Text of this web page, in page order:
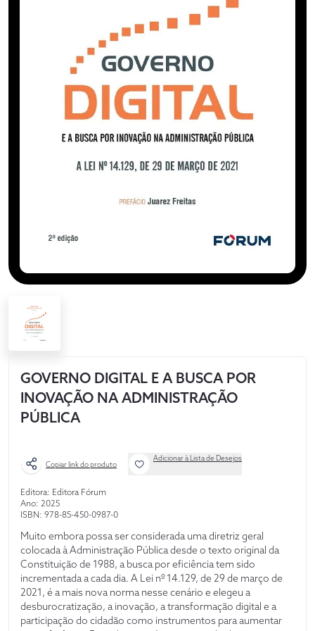
GOVERNO DIGITAL E A BUSCA POR
INOVAÇÃO NA ADMINISTRAÇÃO
PÚBLICA
Copiar link do produto
Adicionar à Lista de Desejos
Editora: Editora Fórum
Ano: 2025
ISBN: 978-85-450-0987-0
Muito embora possa ser considerada uma diretriz geral
colocada à Administração Pública desde o texto original da
Constituição de 1988, a busca por eficiência tem sido
incrementada a cada dia. A Lei nº 14.129, de 29 de março de
2021, é a mais nova norma nesse cenário e elegeu a
desburocratização, a inovação, a transformação digital e a
participação do cidadão como instrumentos para aumentar